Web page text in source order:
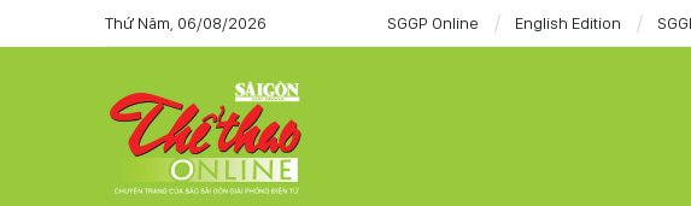
Thứ Năm, 06/08/2026 SGGP Online English Edition